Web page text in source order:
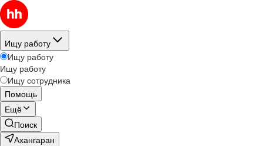
Ищу работу
Ищу работу
Ищу работу
Ищу сотрудника
Помощь
Ещё
Поиск
Ахангаран